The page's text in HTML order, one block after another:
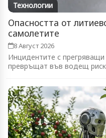
Технологии
Опасността от
самолетите
8 Август 2026
Инцидентите с прегряващи
превръщат във водещ риск